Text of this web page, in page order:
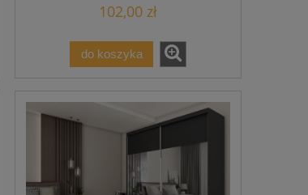
102,00 zł
do koszyka